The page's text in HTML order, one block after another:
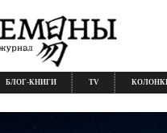
БЛОГ-КНИГИ TV